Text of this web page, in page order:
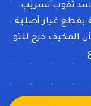
سد ثقوب تسريب
بقطع غيار أصلية
المكيف خرج للتو